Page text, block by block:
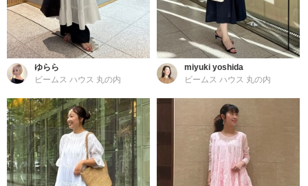
ゆらら
ビームス ハウス 丸の内
miyuki yoshida
ビームス ハウス 丸の内